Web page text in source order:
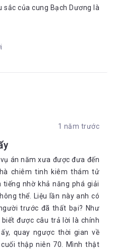
sắc của cung Bạch Dương là
1 năm trước
án năm xưa được đưa đến
chiêm tinh kiêm thám tử
nhờ khả năng phá giải
thể. Liệu lần này anh có
trước đã thất bại? Như
được câu trả lời là chính
quay ngược thời gian về
thập niên 70. Mình thật